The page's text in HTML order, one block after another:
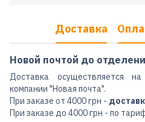
Доставка
Новой почтой до
Доставка осуществляется
компании "Новая почта".
При заказе от 4000 грн -
При заказе до 4000 грн - по